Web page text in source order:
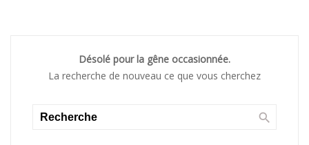
Désolé pour la gêne occasionnée.
La recherche de nouveau ce que vous cherchez
